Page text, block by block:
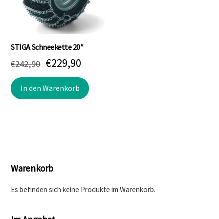
STIGA Schneekette 20″
€242,90 Ursprünglicher
Preis
war:
€229,90Aktueller
Preis
ist:
In den Warenkorb
Warenkorb
Es befinden sich keine Produkte im Warenkorb.